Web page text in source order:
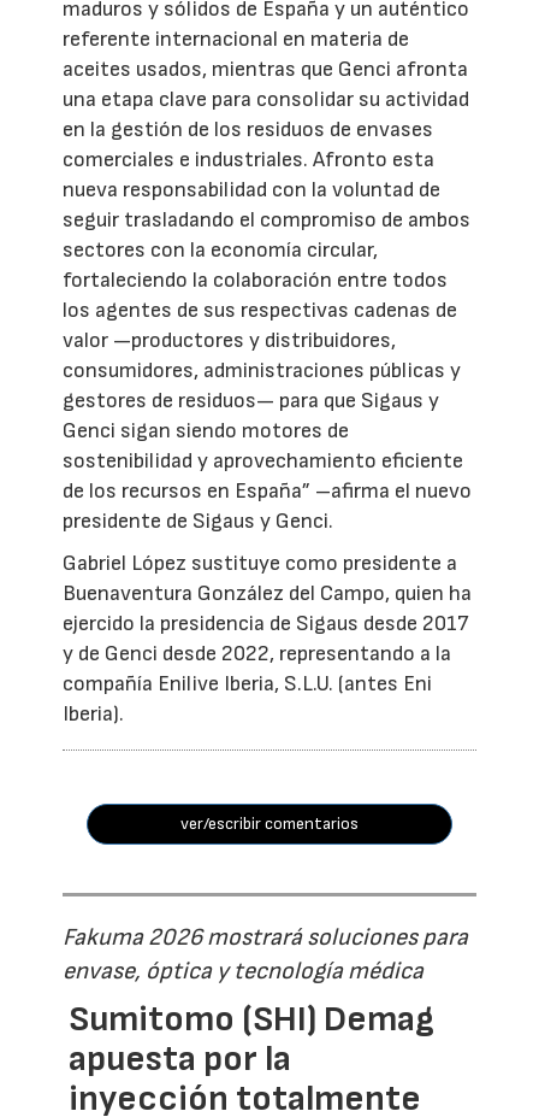
maduros y sólidos de España y un auténtico
referente internacional en materia de
aceites usados, mientras que Genci afronta
una etapa clave para consolidar su actividad
en la gestión de los residuos de envases
comerciales e industriales. Afronto esta
nueva responsabilidad con la voluntad de
seguir trasladando el compromiso de ambos
sectores con la economía circular,
fortaleciendo la colaboración entre todos
los agentes de sus respectivas cadenas de
valor —productores y distribuidores,
consumidores, administraciones públicas y
gestores de residuos— para que Sigaus y
Genci sigan siendo motores de
sostenibilidad y aprovechamiento eficiente
de los recursos en España” –afirma el nuevo
presidente de Sigaus y Genci.
Gabriel López sustituye como presidente a
Buenaventura González del Campo, quien ha
ejercido la presidencia de Sigaus desde 2017
y de Genci desde 2022, representando a la
compañía Enilive Iberia, S.L.U. (antes Eni
Iberia).
ver/escribir comentarios
Fakuma 2026 mostrará soluciones para
envase, óptica y tecnología médica
Sumitomo (SHI) Demag
apuesta por la
inyección totalmente